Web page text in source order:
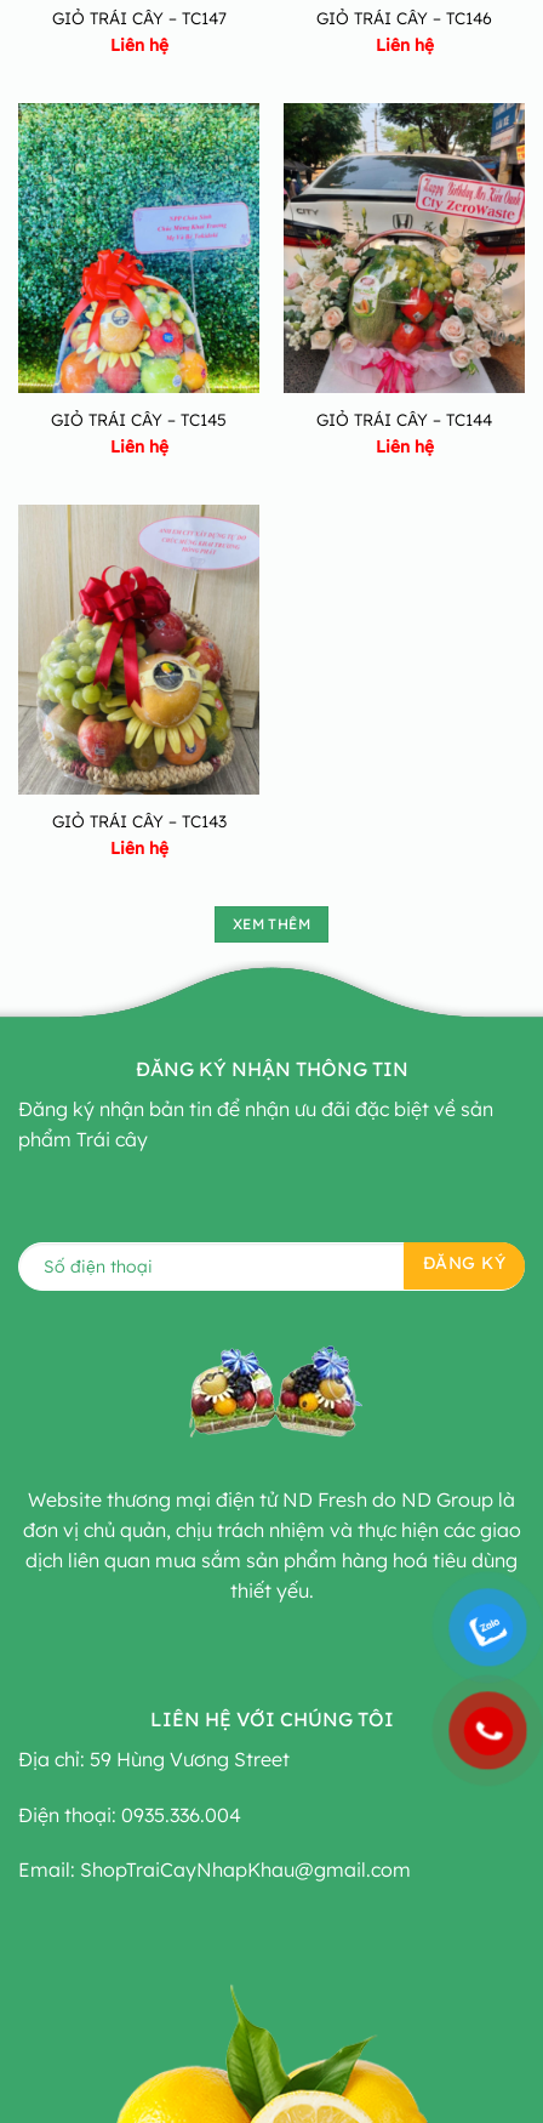
GIỎ TRÁI CÂY – TC147
Liên hệ
GIỎ TRÁI CÂY – TC146
Liên hệ
GIỎ TRÁI CÂY – TC145
Liên hệ
GIỎ TRÁI CÂY – TC144
Liên hệ
GIỎ TRÁI CÂY – TC143
Liên hệ
XEM THÊM
ĐĂNG KÝ NHẬN THÔNG TIN
Đăng ký nhận bản tin để nhận ưu đãi đặc biệt về sản
phẩm Trái cây
Website thương mại điện tử ND Fresh do ND Group là
đơn vị chủ quản, chịu trách nhiệm và thực hiện các giao
dịch liên quan mua sắm sản phẩm hàng hoá tiêu dùng
thiết yếu.
LIÊN HỆ VỚI CHÚNG TÔI
Địa chỉ: 59 Hùng Vương Street
Điện thoại: 0935.336.004
Email: ShopTraiCayNhapKhau@gmail.com